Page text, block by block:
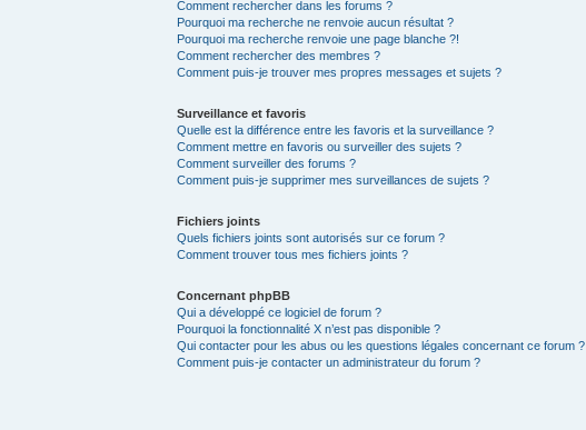
Comment rechercher dans les forums ?
Pourquoi ma recherche ne renvoie aucun résultat ?
Pourquoi ma recherche renvoie une page blanche ?!
Comment rechercher des membres ?
Comment puis-je trouver mes propres messages et sujets ?
Surveillance et favoris
Quelle est la différence entre les favoris et la surveillance ?
Comment mettre en favoris ou surveiller des sujets ?
Comment surveiller des forums ?
Comment puis-je supprimer mes surveillances de sujets ?
Fichiers joints
Quels fichiers joints sont autorisés sur ce forum ?
Comment trouver tous mes fichiers joints ?
Concernant phpBB
Qui a développé ce logiciel de forum ?
Pourquoi la fonctionnalité X n’est pas disponible ?
Qui contacter pour les abus ou les questions légales concernant ce forum ?
Comment puis-je contacter un administrateur du forum ?